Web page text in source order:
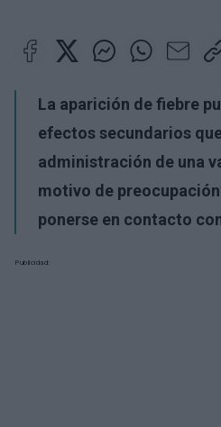
La aparición de fiebre
efectos secundarios
administración de una
motivo de
ponerse en contacto
Publicidad: